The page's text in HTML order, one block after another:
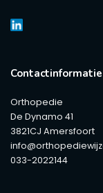
Contactinformatie
Orthopedie
De Dynamo 41
3821CJ Amersfoort
033-2022144